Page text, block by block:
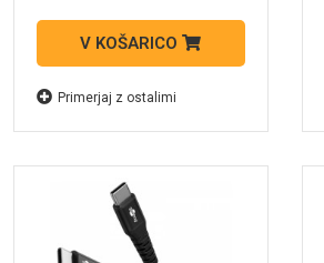
V KOŠARICO
Primerjaj z ostalimi